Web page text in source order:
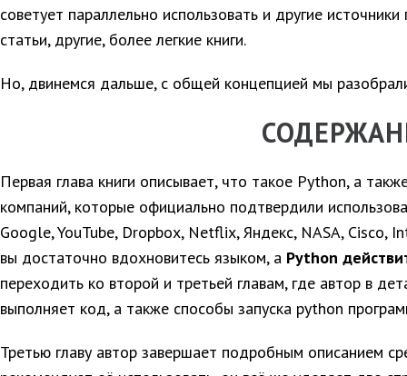
советует параллельно использовать и другие
статьи, другие, более легкие книги.
Но, двинемся дальше, с общей концепцией мы
Первая глава книги описывает, что такое Python, а
компаний, которые официально подтвердили
Google, YouTube, Dropbox, Netflix, Яндекс, NASA, Cisco,
вы достаточно вдохновитесь языком, а Python
переходить ко второй и третьей главам, где автор в
выполняет код, а также способы запуска python
Третью главу автор завершает подробным описанием